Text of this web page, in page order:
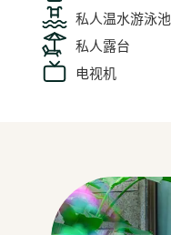
私人温水游泳池
私人露台
电视机